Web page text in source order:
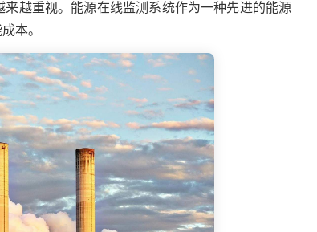
越重视。能源在线监测系统作为一种先进的能源
本。